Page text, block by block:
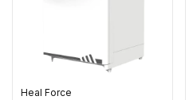
Heal Force